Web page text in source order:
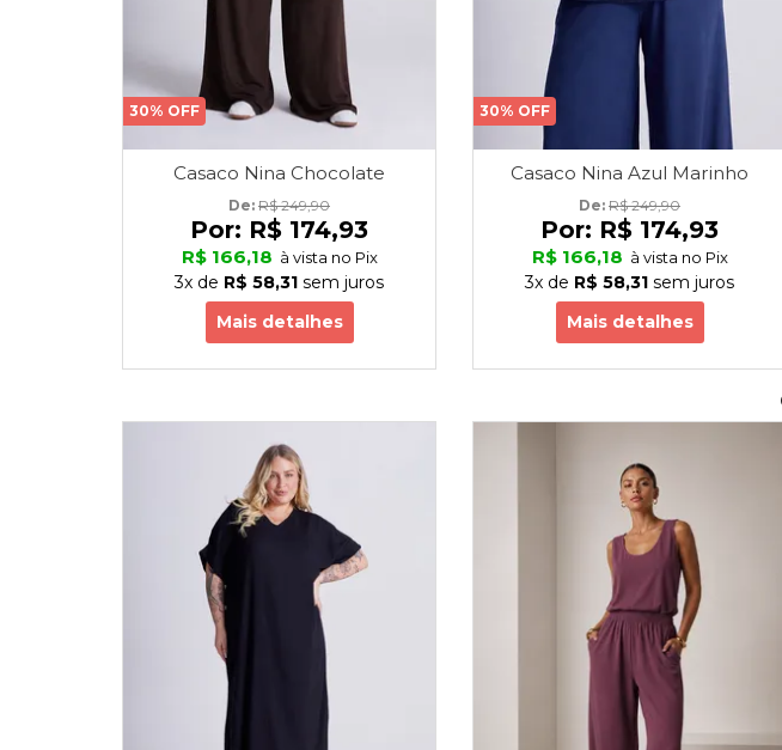
30% OFF
Casaco Nina Chocolate
De: R$ 249,90
Por: R$ 174,93
R$ 166,18 à vista no Pix
3x de R$ 58,31 sem juros
Mais detalhes
30% OFF
Casaco Nina Azul Marinho
De: R$ 249,90
Por: R$ 174,93
R$ 166,18 à vista no Pix
3x de R$ 58,31 sem juros
Mais detalhes